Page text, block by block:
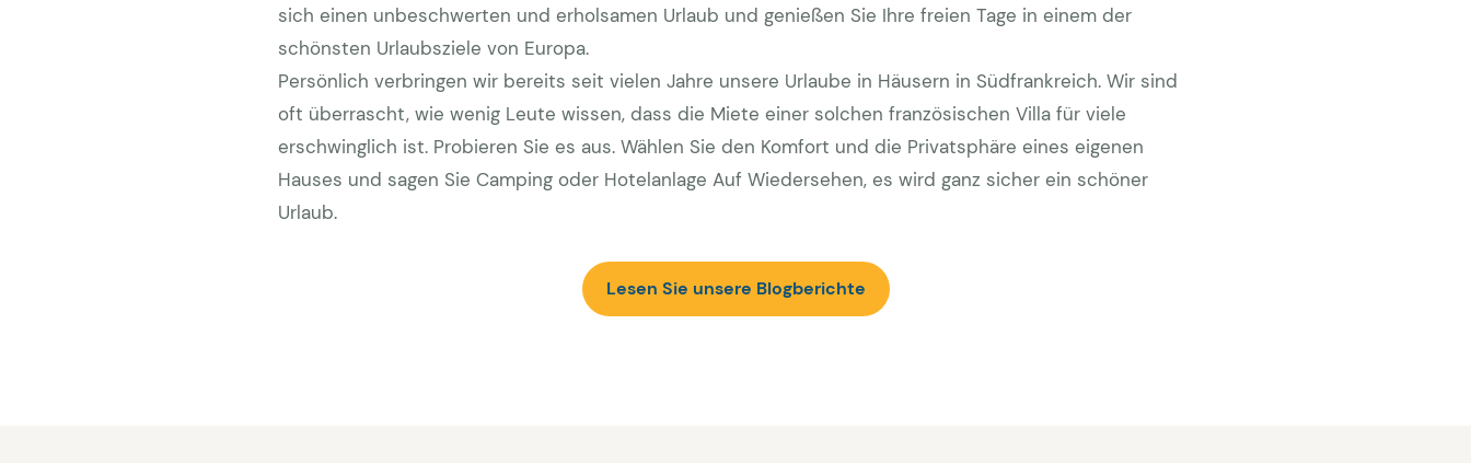
sich einen unbeschwerten und erholsamen Urlaub und genießen Sie Ihre freien Tage in einem der
schönsten Urlaubsziele von Europa.
Persönlich verbringen wir bereits seit vielen Jahre unsere Urlaube in Häusern in Südfrankreich. Wir sind
oft überrascht, wie wenig Leute wissen, dass die Miete einer solchen französischen Villa für viele
erschwinglich ist. Probieren Sie es aus. Wählen Sie den Komfort und die Privatsphäre eines eigenen
Hauses und sagen Sie Camping oder Hotelanlage Auf Wiedersehen, es wird ganz sicher ein schöner
Urlaub.
Lesen Sie unsere Blogberichte